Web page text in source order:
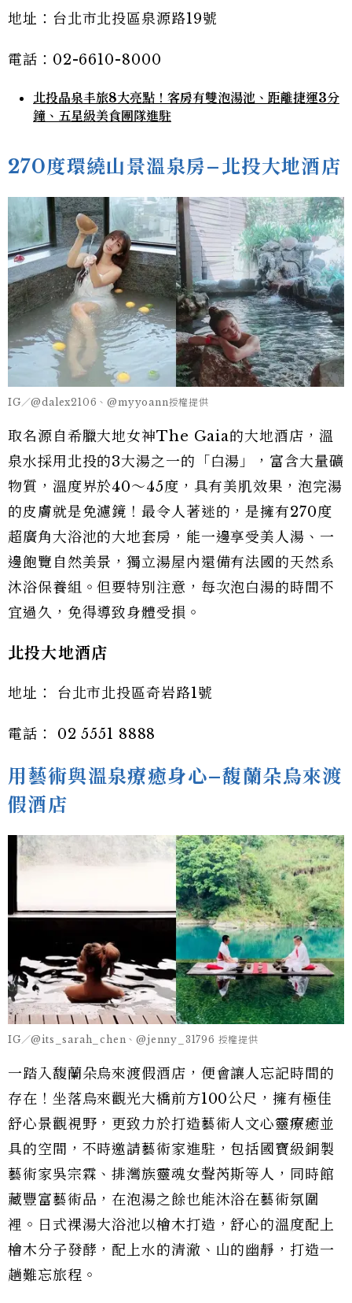
地址：台北市北投區泉源路19號
電話：02-6610-8000
北投晶泉丰旅8大亮點！客房有雙泡湯池、距離捷運3分
鐘、五星級美食團隊進駐
270度環繞山景溫泉房–北投大地酒店
IG／@dalex2106、@myyoann授權提供
取名源自希臘大地女神The Gaia的大地酒店，溫
泉水採用北投的3大湯之一的「白湯」，富含大量礦
物質，溫度界於40～45度，具有美肌效果，泡完湯
的皮膚就是免濾鏡！最令人著迷的，是擁有270度
超廣角大浴池的大地套房，能一邊享受美人湯、一
邊飽覽自然美景，獨立湯屋內還備有法國的天然系
沐浴保養組。但要特別注意，每次泡白湯的時間不
宜過久，免得導致身體受損。
北投大地酒店
地址： 台北市北投區奇岩路1號
電話： 02 5551 8888
用藝術與溫泉療癒身心–馥蘭朵烏來渡
假酒店
IG／@its_sarah_chen、@jenny_31796 授權提供
一踏入馥蘭朵烏來渡假酒店，便會讓人忘記時間的
存在！坐落烏來觀光大橋前方100公尺，擁有極佳
舒心景觀視野，更致力於打造藝術人文心靈療癒並
具的空間，不時邀請藝術家進駐，包括國寶級銅製
藝術家吳宗霖、排灣族靈魂女聲芮斯等人，同時館
藏豐富藝術品，在泡湯之餘也能沐浴在藝術氛圍
裡。日式裸湯大浴池以檜木打造，舒心的溫度配上
檜木分子發酵，配上水的清澈、山的幽靜，打造一
趟難忘旅程。